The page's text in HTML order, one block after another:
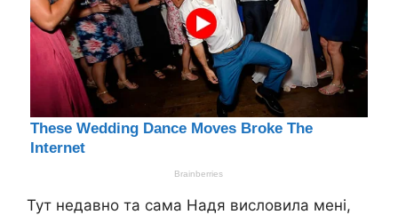
Тут недавно та сама Надя висловила мені,